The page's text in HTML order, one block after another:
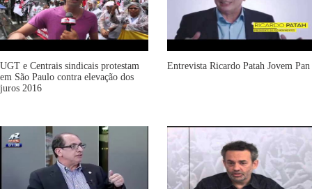
UGT e Centrais sindicais protestam
em São Paulo contra elevação dos
juros 2016
Entrevista Ricardo Patah Jovem Pan